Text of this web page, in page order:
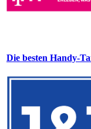
Die besten Handy-